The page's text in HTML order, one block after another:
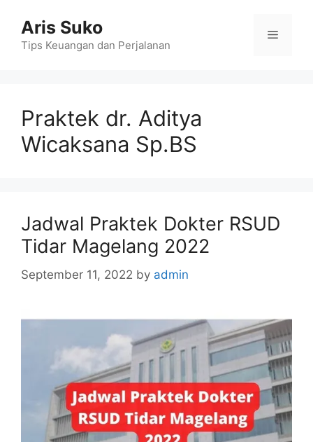
content
Aris Suko
Tips Keuangan dan Perjalanan
Menu
Praktek dr. Aditya
Wicaksana Sp.BS
Jadwal Praktek Dokter RSUD
Tidar Magelang 2022
September 11, 2022 by admin